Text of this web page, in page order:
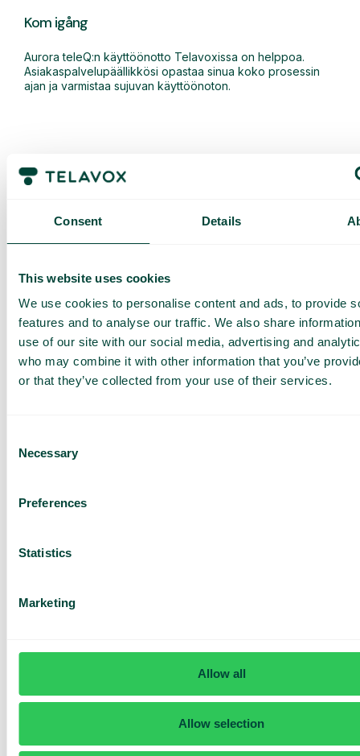
Consent Details
This website uses cookies
We use cookies to personalise content and ads, to provide
features and to analyse our traffic. We also share
use of our site with our social media, advertising and
who may combine it with other information that you’ve
or that they’ve collected from your use of their services.
Selection
Necessary
Preferences
Statistics
Marketing
Allow all
Allow selection
Kom igång
Aurora teleQ:n käyttöönotto Telavoxissa on helppoa.
Asiakaspalvelupäällikkösi opastaa sinua koko prosessin
ajan ja varmistaa sujuvan käyttöönoton.
Pyydä
räätälöity
esittely ja
tarjous
Palveluidemme esittely
Räätälöity tarjous sinun